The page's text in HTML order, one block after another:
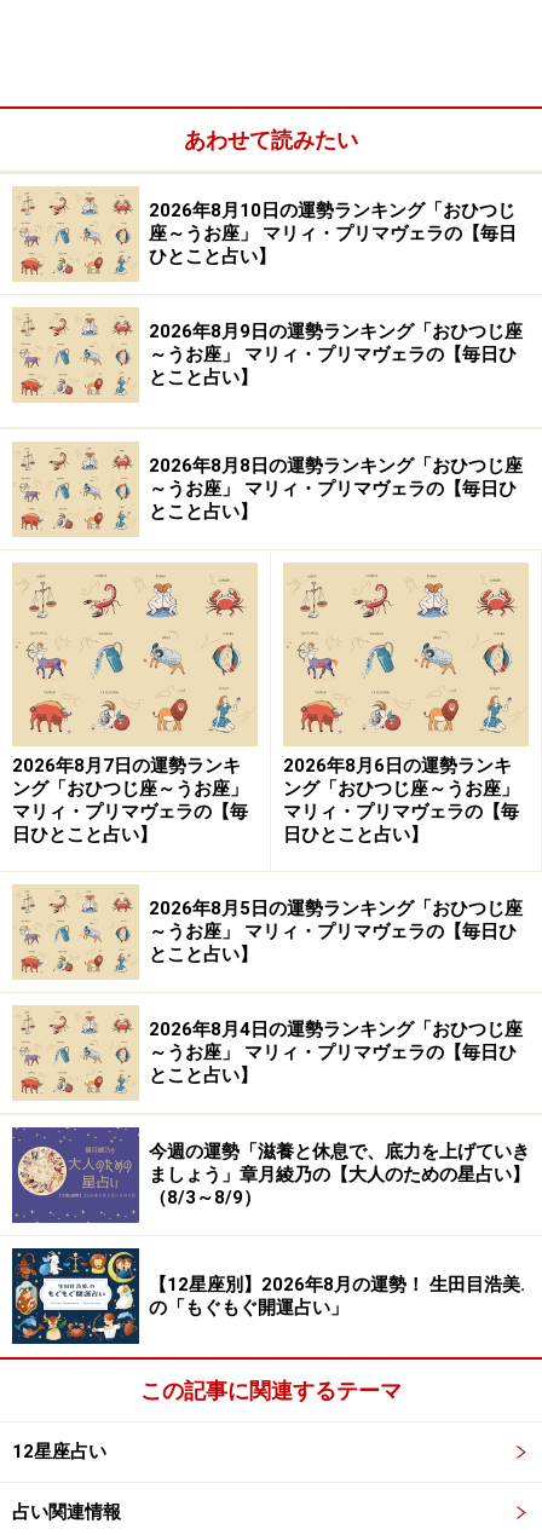
【編集部おすすめの購入サイト】
Amazonで占い関連の商品をチェック！
楽天市場で占い関連の商品をチェック！
あわせて読みたい
2026年8月10日の運勢ランキング「おひつじ
座～うお座」 マリィ・プリマヴェラの【毎日
ひとこと占い】
2026年8月9日の運勢ランキング「おひつじ座
～うお座」 マリィ・プリマヴェラの【毎日ひ
とこと占い】
2026年8月8日の運勢ランキング「おひつじ座
～うお座」 マリィ・プリマヴェラの【毎日ひ
とこと占い】
2026年8月7日の運勢ランキ
ング「おひつじ座～うお座」
マリィ・プリマヴェラの【毎
日ひとこと占い】
2026年8月6日の運勢ランキ
ング「おひつじ座～うお座」
マリィ・プリマヴェラの【毎
日ひとこと占い】
2026年8月5日の運勢ランキング「おひつじ座
～うお座」 マリィ・プリマヴェラの【毎日ひ
とこと占い】
2026年8月4日の運勢ランキング「おひつじ座
～うお座」 マリィ・プリマヴェラの【毎日ひ
とこと占い】
今週の運勢「滋養と休息で、底力を上げていき
ましょう」章月綾乃の【大人のための星占い】
（8/3～8/9）
【12星座別】2026年8月の運勢！ 生田目浩美.
の「もぐもぐ開運占い」
この記事に関連するテーマ
12星座占い
占い関連情報